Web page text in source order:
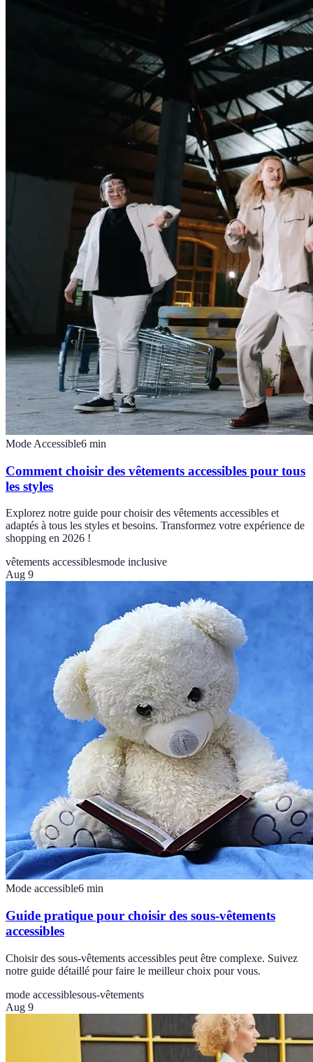
Mode Accessible6 min
Comment choisir des vêtements accessibles pour tous
les styles
Explorez notre guide pour choisir des vêtements accessibles et
adaptés à tous les styles et besoins. Transformez votre expérience de
shopping en 2026 !
vêtements accessiblesmode inclusive
Aug 9
Mode accessible6 min
Guide pratique pour choisir des sous-vêtements
accessibles
Choisir des sous-vêtements accessibles peut être complexe. Suivez
notre guide détaillé pour faire le meilleur choix pour vous.
mode accessiblesous-vêtements
Aug 9